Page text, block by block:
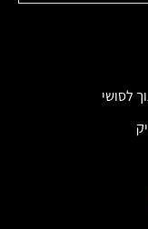
לסושי